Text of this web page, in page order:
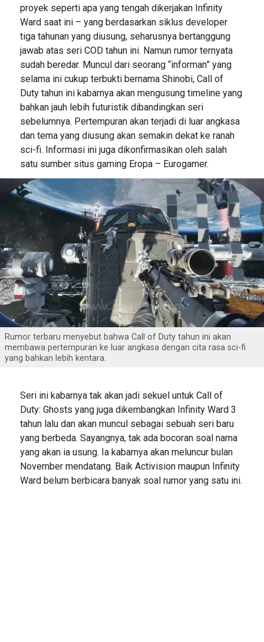
proyek seperti apa yang tengah dikerjakan Infinity
Ward saat ini – yang berdasarkan siklus developer
tiga tahunan yang diusung, seharusnya bertanggung
jawab atas seri COD tahun ini. Namun rumor ternyata
sudah beredar. Muncul dari seorang “informan” yang
selama ini cukup terbukti bernama Shinobi, Call of
Duty tahun ini kabarnya akan mengusung timeline yang
bahkan jauh lebih futuristik dibandingkan seri
sebelumnya. Pertempuran akan terjadi di luar angkasa
dan tema yang diusung akan semakin dekat ke ranah
sci-fi. Informasi ini juga dikonfirmasikan oleh salah
satu sumber situs gaming Eropa – Eurogamer.
Rumor terbaru menyebut bahwa Call of Duty tahun ini akan
membawa pertempuran ke luar angkasa dengan cita rasa sci-fi
yang bahkan lebih kentara.
Seri ini kabarnya tak akan jadi sekuel untuk Call of
Duty: Ghosts yang juga dikembangkan Infinity Ward 3
tahun lalu dan akan muncul sebagai sebuah seri baru
yang berbeda. Sayangnya, tak ada bocoran soal nama
yang akan ia usung. Ia kabarnya akan meluncur bulan
November mendatang. Baik Activision maupun Infinity
Ward belum berbicara banyak soal rumor yang satu ini.